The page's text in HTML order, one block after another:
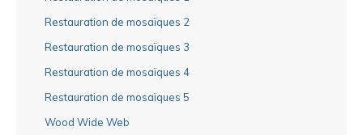
Restauration de mosaïques 2
Restauration de mosaïques 3
Restauration de mosaïques 4
Restauration de mosaïques 5
Wood Wide Web